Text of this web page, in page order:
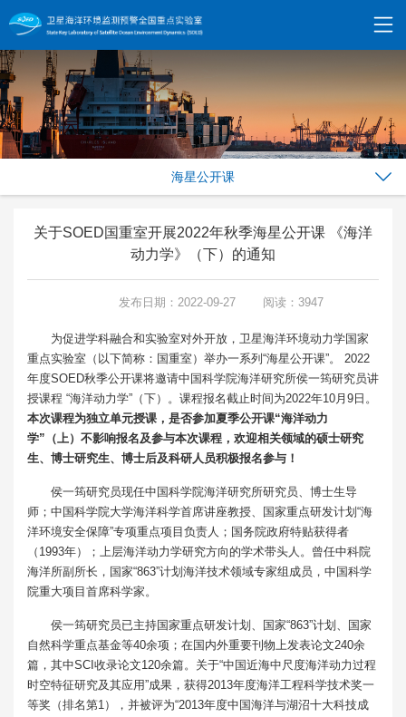
海星公开课
关于SOED国重室开展2022年秋季海星公开课 《海洋
动力学》（下）的通知
发布日期：2022-09-27 阅读：3947
为促进学科融合和实验室对外开放，卫星海洋环境动力学国家
重点实验室（以下简称：国重室）举办一系列“海星公开课”。 2022
年度SOED秋季公开课将邀请中国科学院海洋研究所侯一筠研究员讲
授课程 “海洋动力学”（下）。课程报名截止时间为2022年10月9日。
本次课程为独立单元授课，是否参加夏季公开课“海洋动力
学”（上）不影响报名及参与本次课程，欢迎相关领域的硕士研究
生、博士研究生、博士后及科研人员积极报名参与！
侯一筠研究员现任中国科学院海洋研究所研究员、博士生导
师；中国科学院大学海洋科学首席讲座教授、国家重点研发计划“海
洋环境安全保障”专项重点项目负责人；国务院政府特贴获得者
（1993年）；上层海洋动力学研究方向的学术带头人。曾任中科院
海洋所副所长，国家“863”计划海洋技术领域专家组成员，中国科学
院重大项目首席科学家。
侯一筠研究员已主持国家重点研发计划、国家“863”计划、国家
自然科学重点基金等40余项；在国内外重要刊物上发表论文240余
篇，其中SCI收录论文120余篇。关于“中国近海中尺度海洋动力过程
时空特征研究及其应用”成果，获得2013年度海洋工程科学技术奖一
等奖（排名第1），并被评为“2013年度中国海洋与湖沼十大科技成